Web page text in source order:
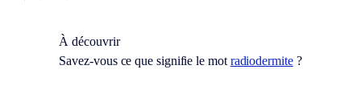
À découvrir
Savez-vous ce que signifie le mot radiodermite?